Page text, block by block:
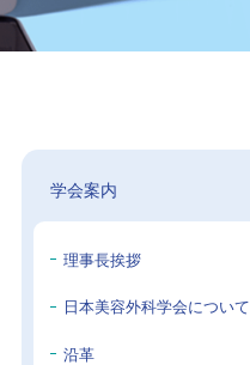
学会案内
理事長挨拶
日本美容外科学会について
沿革